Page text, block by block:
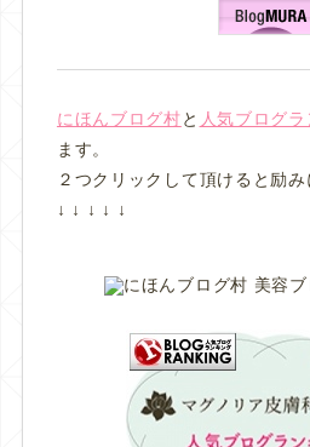
にほんブログ村と 人気ブログ
ます。
２つクリックして頂けると励
↓ ↓ ↓ ↓ ↓